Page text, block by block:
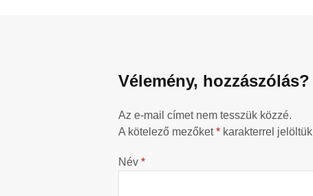
Vélemény, hozzászólás?
Az e-mail címet nem tesszük közzé.
A kötelező mezőket* karakterrel jelöltük
Név *